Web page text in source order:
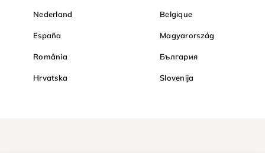
Nederland Belgique
España Magyarország
România България
Hrvatska Slovenija